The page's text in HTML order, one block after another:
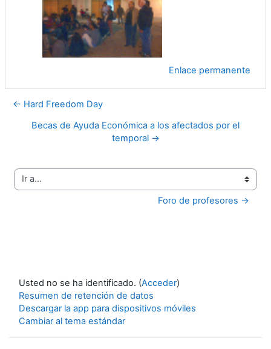
Enlace permanente
← Hard Freedom Day
Becas de Ayuda Económica a los afectados por el
temporal →
Ir a...
Foro de profesores →
Usted no se ha identificado. (Acceder)
Resumen de retención de datos
Descargar la app para dispositivos móviles
Cambiar al tema estándar